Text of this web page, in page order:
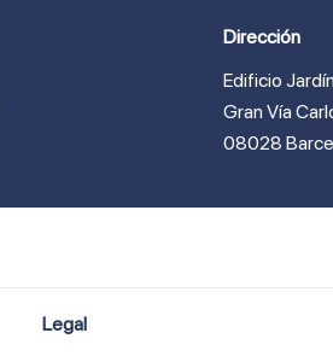
Dirección
Edificio
Gran Vía
08028
Legal